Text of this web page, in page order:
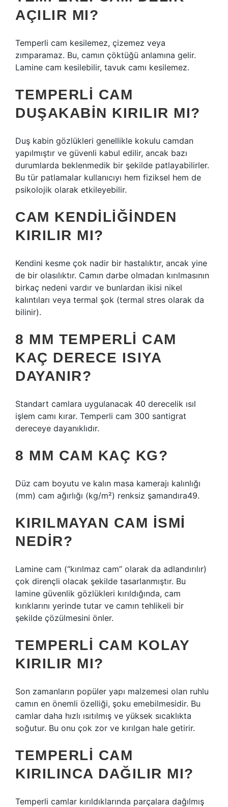
AÇILIR MI?
Temperli cam kesilemez, çizemez veya
zımparamaz. Bu, camın çöktüğü anlamına gelir.
Lamine cam kesilebilir, tavuk camı kesilemez.
TEMPERLI CAM
DUŞAKABIN KIRILIR MI?
Duş kabin gözlükleri genellikle kokulu camdan
yapılmıştır ve güvenli kabul edilir, ancak bazı
durumlarda beklenmedik bir şekilde patlayabilirler.
Bu tür patlamalar kullanıcıyı hem fiziksel hem de
psikolojik olarak etkileyebilir.
CAM KENDILIĞINDEN
KIRILIR MI?
Kendini kesme çok nadir bir hastalıktır, ancak yine
de bir olasılıktır. Camın darbe olmadan kırılmasının
birkaç nedeni vardır ve bunlardan ikisi nikel
kalıntıları veya termal şok (termal stres olarak da
bilinir).
8 MM TEMPERLI CAM
KAÇ DERECE ISIYA
DAYANIR?
Standart camlara uygulanacak 40 derecelik ısıl
işlem camı kırar. Temperli cam 300 santigrat
dereceye dayanıklıdır.
8 MM CAM KAÇ KG?
Düz cam boyutu ve kalın masa kamerajı kalınlığı
(mm) cam ağırlığı (kg/m²) renksiz şamandıra49.
KIRILMAYAN CAM ISMI
NEDIR?
Lamine cam (“kırılmaz cam” olarak da adlandırılır)
çok dirençli olacak şekilde tasarlanmıştır. Bu
lamine güvenlik gözlükleri kırıldığında, cam
kırıklarını yerinde tutar ve camın tehlikeli bir
şekilde çözülmesini önler.
TEMPERLI CAM KOLAY
KIRILIR MI?
Son zamanların popüler yapı malzemesi olan ruhlu
camın en önemli özelliği, şoku emebilmesidir. Bu
camlar daha hızlı ısıtılmış ve yüksek sıcaklıkta
soğutur. Bu onu çok zor ve kırılgan hale getirir.
TEMPERLI CAM
KIRILINCA DAĞILIR MI?
Temperli camlar kırıldıklarında parçalara dağılmış